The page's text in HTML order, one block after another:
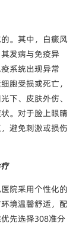
。其中，白癜风
发病与免疫异
系统出现异常
胞受损或死亡，
下、皮肤外伤、
。对于脸上眼睛
避免刺激或损伤
院采用个性化的
境温馨舒适，配
先选择308准分